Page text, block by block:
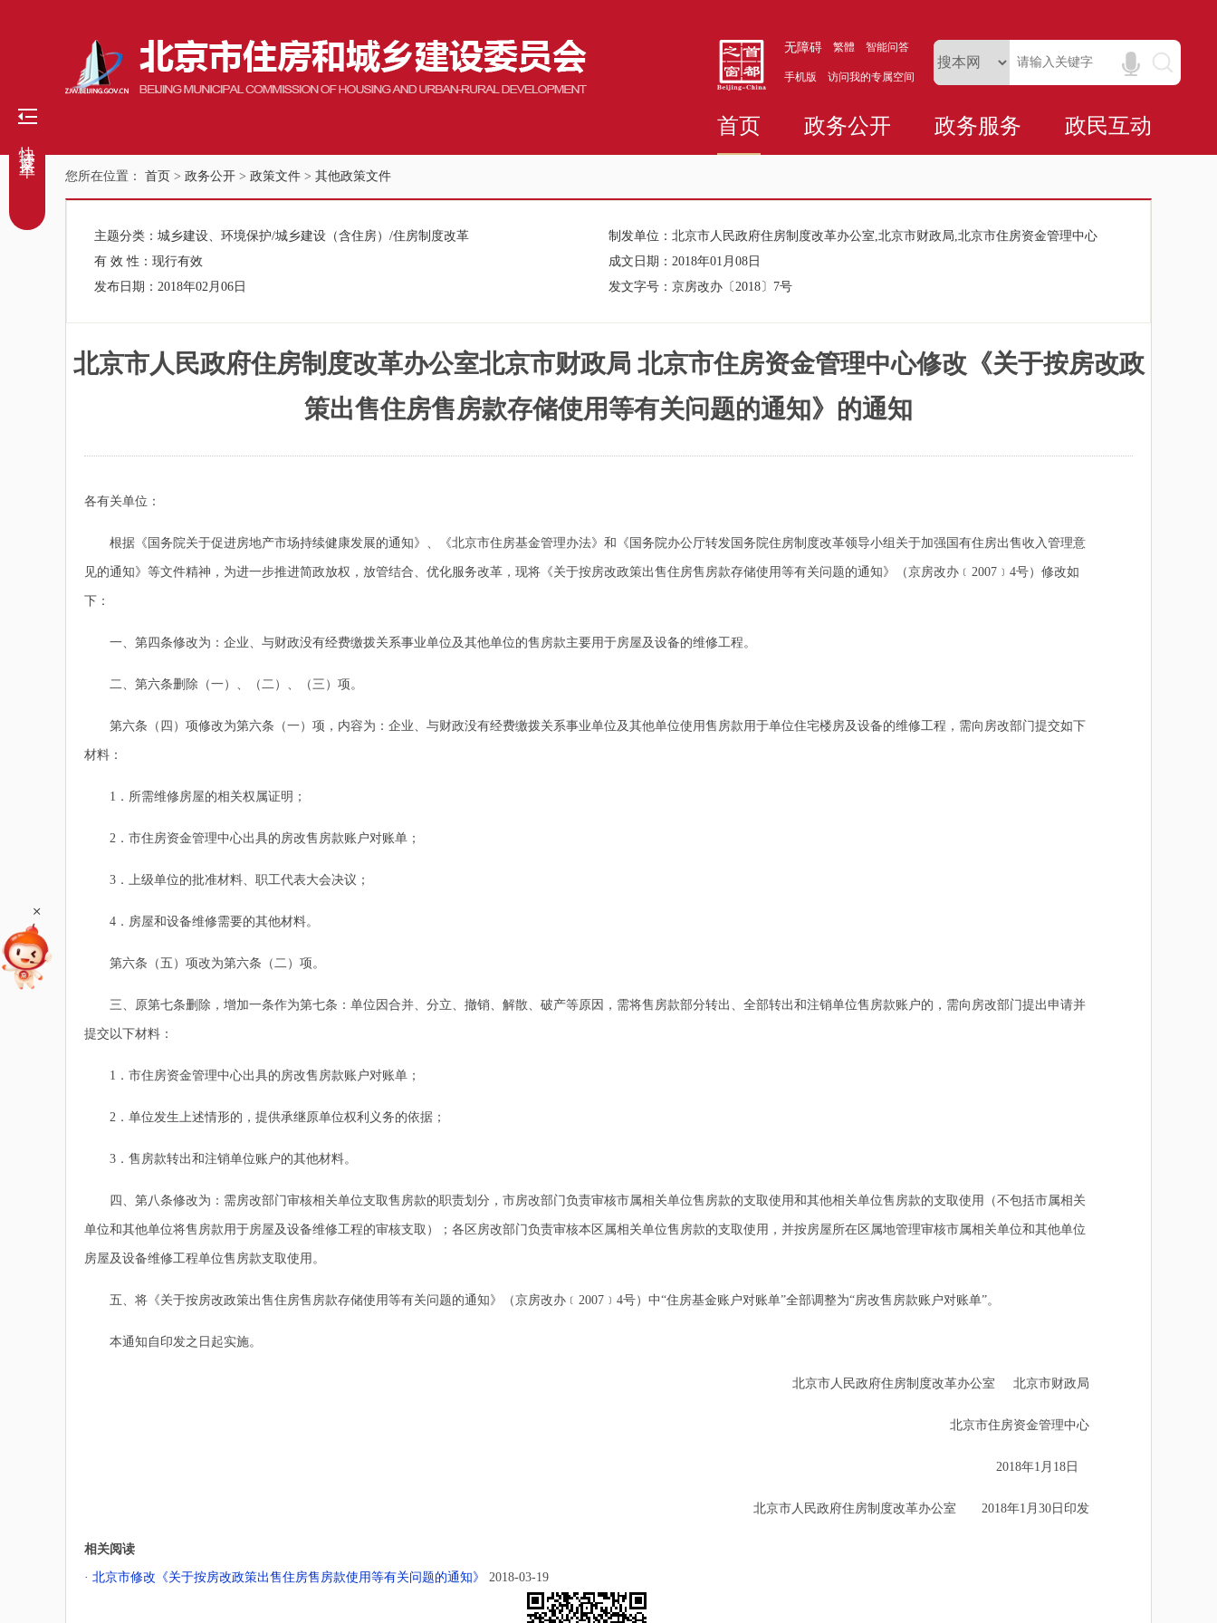
无障碍 繁體 智能问答
手机版 访问我的专属空间
首页 政务公开 政务服务 政民互动
您所在位置： 首页 > 政务公开 > 政策文件 > 其他政策文件
主题分类： 城乡建设、环境保护/城乡建设（含住房）/住房制度改革 制发单位： 北京市人民政府住房制度改革办公室,北京市财政局,北京市住房资金管理中心
有 效 性： 现行有效 成文日期： 2018年01月08日
发布日期： 2018年02月06日 发文字号： 京房改办〔2018〕7号
北京市人民政府住房制度改革办公室北京市财政局 北京市住房资金管理中心修改《关于按房改政
策出售住房售房款存储使用等有关问题的通知》的通知
各有关单位：
根据《国务院关于促进房地产市场持续健康发展的通知》、《北京市住房基金管理办法》和《国务院办公厅转发国务院住房制度改革领导小组关于加强国有住房出售收入管理意
见的通知》等文件精神，为进一步推进简政放权，放管结合、优化服务改革，现将《关于按房改政策出售住房售房款存储使用等有关问题的通知》（京房改办﹝2007﹞4号）修改如
下：
一、第四条修改为：企业、与财政没有经费缴拨关系事业单位及其他单位的售房款主要用于房屋及设备的维修工程。
二、第六条删除（一）、（二）、（三）项。
第六条（四）项修改为第六条（一）项，内容为：企业、与财政没有经费缴拨关系事业单位及其他单位使用售房款用于单位住宅楼房及设备的维修工程，需向房改部门提交如下
材料：
1．所需维修房屋的相关权属证明；
2．市住房资金管理中心出具的房改售房款账户对账单；
3．上级单位的批准材料、职工代表大会决议；
4．房屋和设备维修需要的其他材料。
第六条（五）项改为第六条（二）项。
三、原第七条删除，增加一条作为第七条：单位因合并、分立、撤销、解散、破产等原因，需将售房款部分转出、全部转出和注销单位售房款账户的，需向房改部门提出申请并
提交以下材料：
1．市住房资金管理中心出具的房改售房款账户对账单；
2．单位发生上述情形的，提供承继原单位权利义务的依据；
3．售房款转出和注销单位账户的其他材料。
四、第八条修改为：需房改部门审核相关单位支取售房款的职责划分，市房改部门负责审核市属相关单位售房款的支取使用和其他相关单位售房款的支取使用（不包括市属相关
单位和其他单位将售房款用于房屋及设备维修工程的审核支取）；各区房改部门负责审核本区属相关单位售房款的支取使用，并按房屋所在区属地管理审核市属相关单位和其他单位
房屋及设备维修工程单位售房款支取使用。
五、将《关于按房改政策出售住房售房款存储使用等有关问题的通知》（京房改办﹝2007﹞4号）中“住房基金账户对账单”全部调整为“房改售房款账户对账单”。
本通知自印发之日起实施。
北京市人民政府住房制度改革办公室 北京市财政局
北京市住房资金管理中心
2018年1月18日
北京市人民政府住房制度改革办公室 2018年1月30日印发
相关阅读
· 北京市修改《关于按房改政策出售住房售房款使用等有关问题的通知》 2018-03-19
+
快捷菜单